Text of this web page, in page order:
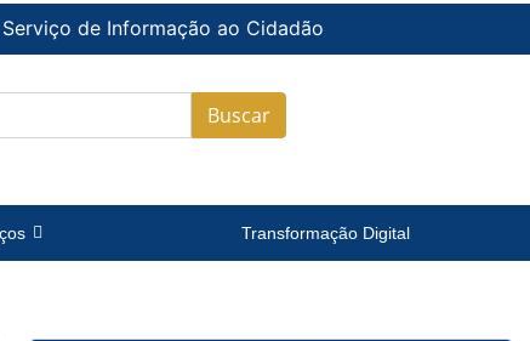
de Informação ao Cidadão
Buscar
Transformação Digital